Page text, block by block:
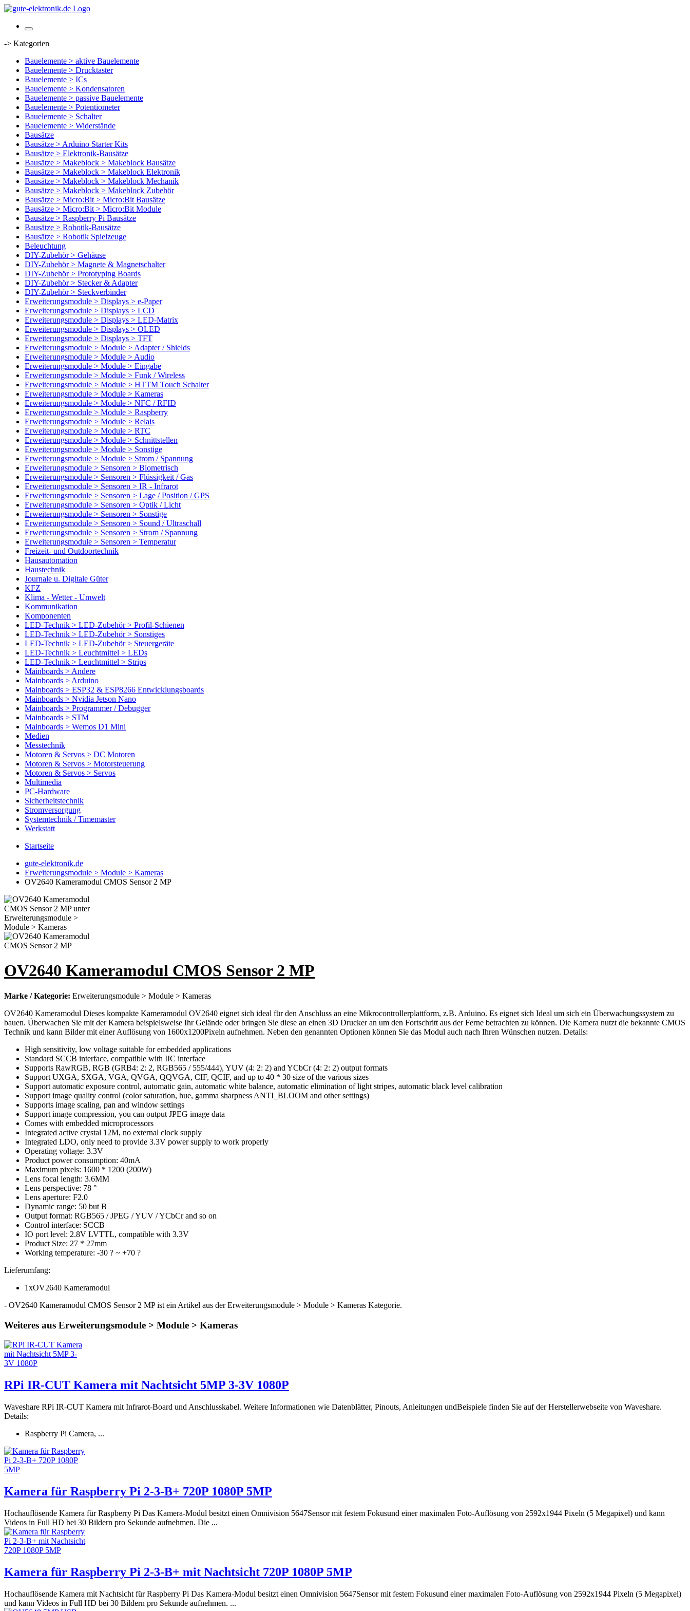
-> Kategorien
Bauelemente > aktive Bauelemente
Bauelemente > Drucktaster
Bauelemente > ICs
Bauelemente > Kondensatoren
Bauelemente > passive Bauelemente
Bauelemente > Potentiometer
Bauelemente > Schalter
Bauelemente > Widerstände
Bausätze
Bausätze > Arduino Starter Kits
Bausätze > Elektronik-Bausätze
Bausätze > Makeblock > Makeblock Bausätze
Bausätze > Makeblock > Makeblock Elektronik
Bausätze > Makeblock > Makeblock Mechanik
Bausätze > Makeblock > Makeblock Zubehör
Bausätze > Micro:Bit > Micro:Bit Bausätze
Bausätze > Micro:Bit > Micro:Bit Module
Bausätze > Raspberry Pi Bausätze
Bausätze > Robotik-Bausätze
Bausätze > Robotik Spielzeuge
Beleuchtung
DIY-Zubehör > Gehäuse
DIY-Zubehör > Magnete & Magnetschalter
DIY-Zubehör > Prototyping Boards
DIY-Zubehör > Stecker & Adapter
DIY-Zubehör > Steckverbinder
Erweiterungsmodule > Displays > e-Paper
Erweiterungsmodule > Displays > LCD
Erweiterungsmodule > Displays > LED-Matrix
Erweiterungsmodule > Displays > OLED
Erweiterungsmodule > Displays > TFT
Erweiterungsmodule > Module > Adapter / Shields
Erweiterungsmodule > Module > Audio
Erweiterungsmodule > Module > Eingabe
Erweiterungsmodule > Module > Funk / Wireless
Erweiterungsmodule > Module > HTTM Touch Schalter
Erweiterungsmodule > Module > Kameras
Erweiterungsmodule > Module > NFC / RFID
Erweiterungsmodule > Module > Raspberry
Erweiterungsmodule > Module > Relais
Erweiterungsmodule > Module > RTC
Erweiterungsmodule > Module > Schnittstellen
Erweiterungsmodule > Module > Sonstige
Erweiterungsmodule > Module > Strom / Spannung
Erweiterungsmodule > Sensoren > Biometrisch
Erweiterungsmodule > Sensoren > Flüssigkeit / Gas
Erweiterungsmodule > Sensoren > IR - Infrarot
Erweiterungsmodule > Sensoren > Lage / Position / GPS
Erweiterungsmodule > Sensoren > Optik / Licht
Erweiterungsmodule > Sensoren > Sonstige
Erweiterungsmodule > Sensoren > Sound / Ultraschall
Erweiterungsmodule > Sensoren > Strom / Spannung
Erweiterungsmodule > Sensoren > Temperatur
Freizeit- und Outdoortechnik
Hausautomation
Haustechnik
Journale u. Digitale Güter
KFZ
Klima - Wetter - Umwelt
Kommunikation
Komponenten
LED-Technik > LED-Zubehör > Profil-Schienen
LED-Technik > LED-Zubehör > Sonstiges
LED-Technik > LED-Zubehör > Steuergeräte
LED-Technik > Leuchtmittel > LEDs
LED-Technik > Leuchtmittel > Strips
Mainboards > Andere
Mainboards > Arduino
Mainboards > ESP32 & ESP8266 Entwicklungsboards
Mainboards > Nvidia Jetson Nano
Mainboards > Programmer / Debugger
Mainboards > STM
Mainboards > Wemos D1 Mini
Medien
Messtechnik
Motoren & Servos > DC Motoren
Motoren & Servos > Motorsteuerung
Motoren & Servos > Servos
Multimedia
PC-Hardware
Sicherheitstechnik
Stromversorgung
Systemtechnik / Timemaster
Werkstatt
Startseite
gute-elektronik.de
Erweiterungsmodule > Module > Kameras
OV2640 Kameramodul CMOS Sensor 2 MP
OV2640 Kameramodul CMOS Sensor 2 MP
Marke / Kategorie: Erweiterungsmodule > Module > Kameras
OV2640 Kameramodul Dieses kompakte Kameramodul OV2640 eignet sich ideal für den Anschluss an eine Mikrocontrollerplattform, z.B. Arduino. Es eignet sich Ideal um sich ein Überwachungssystem zu
bauen. Überwachen Sie mit der Kamera beispielsweise Ihr Gelände oder bringen Sie diese an einen 3D Drucker an um den Fortschritt aus der Ferne betrachten zu können. Die Kamera nutzt die bekannte CMOS
Technik und kann Bilder mit einer Auflösung von 1600x1200Pixeln aufnehmen. Neben den genannten Optionen können Sie das Modul auch nach Ihren Wünschen nutzen. Details:
High sensitivity, low voltage suitable for embedded applications
Standard SCCB interface, compatible with IIC interface
Supports RawRGB, RGB (GRB4: 2: 2, RGB565 / 555/444), YUV (4: 2: 2) and YCbCr (4: 2: 2) output formats
Support UXGA, SXGA, VGA, QVGA, QQVGA, CIF, QCIF, and up to 40 * 30 size of the various sizes
Support automatic exposure control, automatic gain, automatic white balance, automatic elimination of light stripes, automatic black level calibration
Support image quality control (color saturation, hue, gamma sharpness ANTI_BLOOM and other settings)
Supports image scaling, pan and window settings
Support image compression, you can output JPEG image data
Comes with embedded microprocessors
Integrated active crystal 12M, no external clock supply
Integrated LDO, only need to provide 3.3V power supply to work properly
Operating voltage: 3.3V
Product power consumption: 40mA
Maximum pixels: 1600 * 1200 (200W)
Lens focal length: 3.6MM
Lens perspective: 78 °
Lens aperture: F2.0
Dynamic range: 50 but B
Output format: RGB565 / JPEG / YUV / YCbCr and so on
Control interface: SCCB
IO port level: 2.8V LVTTL, compatible with 3.3V
Product Size: 27 * 27mm
Working temperature: -30 ? ~ +70 ?
Lieferumfang:
1xOV2640 Kameramodul
- OV2640 Kameramodul CMOS Sensor 2 MP ist ein Artikel aus der Erweiterungsmodule > Module > Kameras Kategorie.
Weiteres aus Erweiterungsmodule > Module > Kameras
RPi IR-CUT Kamera mit Nachtsicht 5MP 3-3V 1080P
Waveshare RPi IR-CUT Kamera mit Infrarot-Board und Anschlusskabel. Weitere Informationen wie Datenblätter, Pinouts, Anleitungen undBeispiele finden Sie auf der Herstellerwebseite von Waveshare.
Details:
Raspberry Pi Camera, ...
Kamera für Raspberry Pi 2-3-B+ 720P 1080P 5MP
Hochauflösende Kamera für Raspberry Pi Das Kamera-Modul besitzt einen Omnivision 5647Sensor mit festem Fokusund einer maximalen Foto-Auflösung von 2592x1944 Pixeln (5 Megapixel) und kann
Videos in Full HD bei 30 Bildern pro Sekunde aufnehmen. Die ...
Kamera für Raspberry Pi 2-3-B+ mit Nachtsicht 720P 1080P 5MP
Hochauflösende Kamera mit Nachtsicht für Raspberry Pi Das Kamera-Modul besitzt einen Omnivision 5647Sensor mit festem Fokusund einer maximalen Foto-Auflösung von 2592x1944 Pixeln (5 Megapixel)
und kann Videos in Full HD bei 30 Bildern pro Sekunde aufnehmen. ...